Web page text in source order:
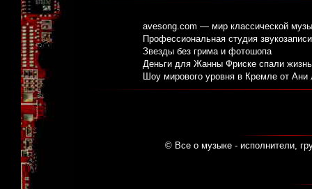
avesong.com — мир классической
Профессиональная студия
Звезды без грима и фотошопа
Деньги для Жанны Фриске спали
Шоу мирового уровня в Кремле от Ани
© Все о музыке - исполнители,